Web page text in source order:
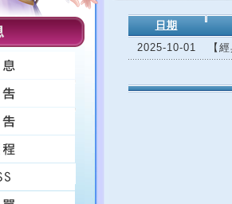
日期
2025-10-01
【